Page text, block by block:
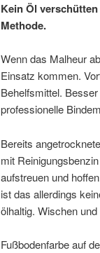
Kein Öl
Methode.
Wenn das Malheur
Einsatz kommen.
Behelfsmittel.
professionelle
Bereits
mit
aufstreuen und
ist das allerdings
ölhaltig. Wischen
Fußbodenfarbe auf